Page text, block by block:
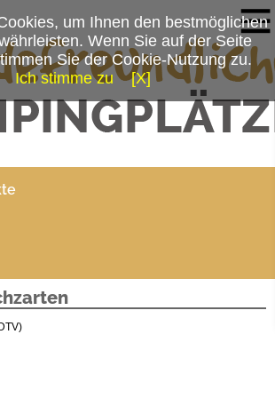
um Ihnen den bestmöglichen
Wenn Sie auf der Seite
Sie der Cookie-Nutzung zu.
Ich stimme zu
[X]